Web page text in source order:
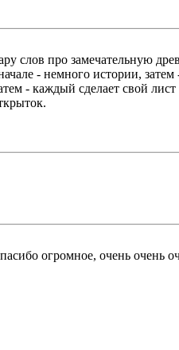
слов про замечательную
- немного истории,
- каждый сделает свой
огромное, очень очень